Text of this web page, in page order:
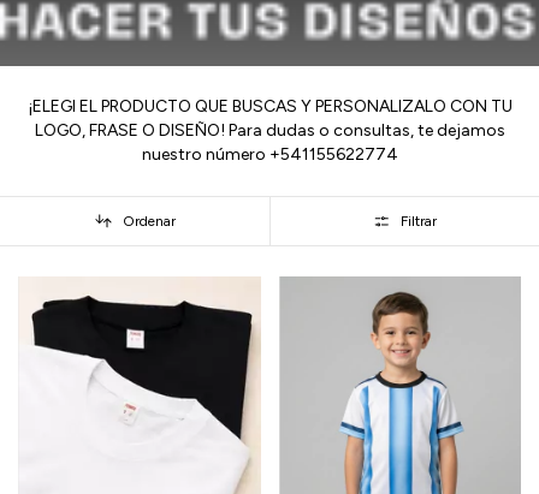
¡ELEGI EL PRODUCTO QUE BUSCAS Y PERSONALIZALO CON TU
LOGO, FRASE O DISEÑO! Para dudas o consultas, te dejamos
nuestro número +541155622774
Ordenar Filtrar